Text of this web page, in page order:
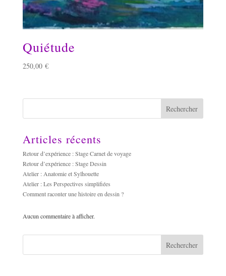
Quiétude
250,00 €
Rechercher
Articles récents
Retour d’expérience : Stage Carnet de voyage
Retour d’expérience : Stage Dessin
Atelier : Anatomie et Sylhouette
Atelier : Les Perspectives simplifiées
Comment raconter une histoire en dessin ?
Aucun commentaire à afficher.
Rechercher